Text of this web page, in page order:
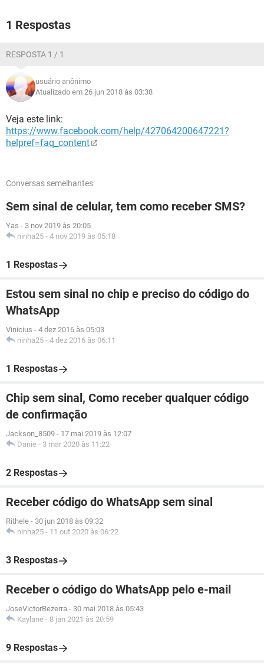
1 Respostas
RESPOSTA 1 / 1
usuário anônimo
Atualizado em 26 jun 2018 às 03:38
Veja este link:
https://www.facebook.com/help/427064200647221?
helpref=faq_content
Conversas semelhantes
Sem sinal de celular, tem como receber SMS?
Yas - 3 nov 2019 às 20:05
ninha25 - 4 nov 2019 às 05:18
1 Respostas
Estou sem sinal no chip e preciso do código do
WhatsApp
Vinicius - 4 dez 2016 às 05:03
ninha25 - 4 dez 2016 às 06:11
1 Respostas
Chip sem sinal, Como receber qualquer código
de confirmação
Jackson_8509 - 17 mai 2019 às 12:07
Danie - 3 mar 2020 às 11:22
2 Respostas
Receber código do WhatsApp sem sinal
Rithele - 30 jun 2018 às 09:32
ninha25 - 11 out 2020 às 06:22
3 Respostas
Receber o código do WhatsApp pelo e-mail
JoseVictorBezerra - 30 mai 2018 às 05:43
Kaylane - 8 jan 2021 às 20:59
9 Respostas